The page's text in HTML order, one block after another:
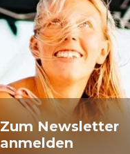
Zum Newsletter
anmelden